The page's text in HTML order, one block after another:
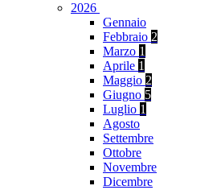
2026
Gennaio
Febbraio 2
Marzo 1
Aprile 1
Maggio 2
Giugno 5
Luglio 1
Agosto
Settembre
Ottobre
Novembre
Dicembre